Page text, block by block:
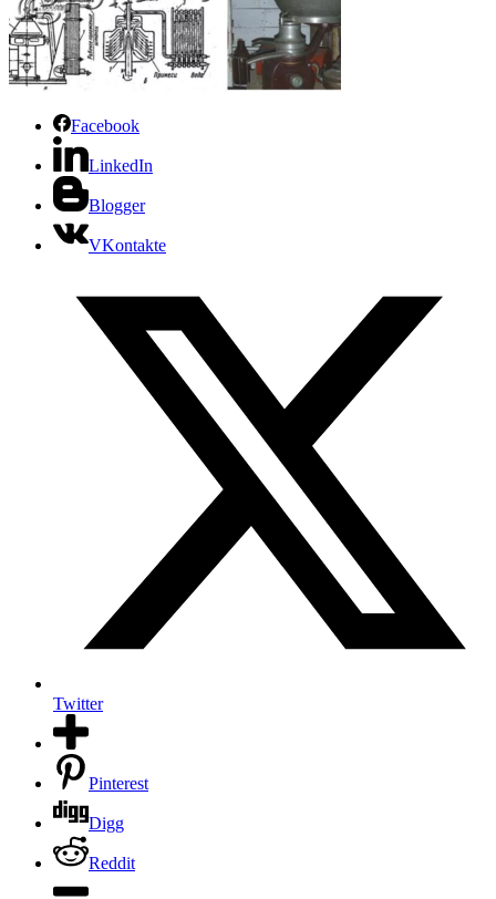
Facebook
LinkedIn
Blogger
VKontakte
Twitter
Pinterest
Digg
Reddit